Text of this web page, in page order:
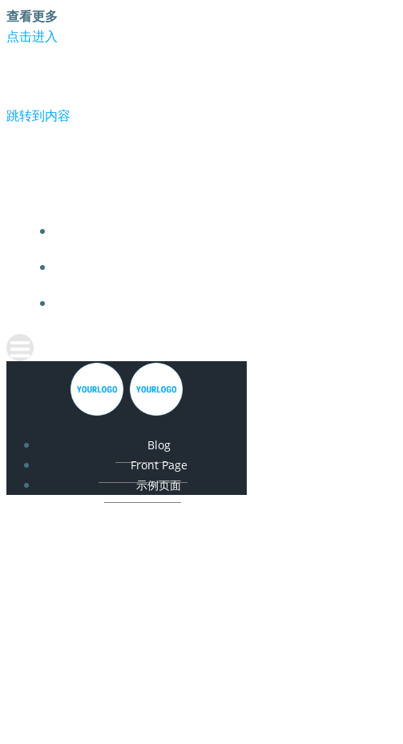
查看更多
点击进入
跳转到内容
Blog
Front Page
示例页面